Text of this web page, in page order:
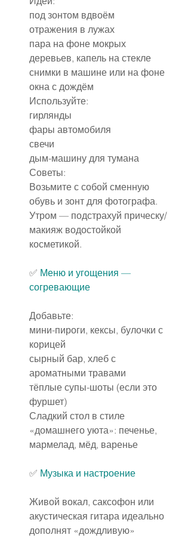
под зонтом вдвоём
отражения в лужах
пара на фоне мокрых
деревьев, капель на стекле
снимки в машине или на фоне
окна с дождём
Используйте:
гирлянды
фары автомобиля
свечи
дым-машину для тумана
Советы:
Возьмите с собой сменную
обувь и зонт для фотографа.
Утром — подстрахуй прическу/
макияж водостойкой
косметикой.
✅️ Меню и угощения —
согревающие
Добавьте:
мини-пироги, кексы, булочки с
корицей
сырный бар, хлеб с
ароматными травами
тёплые супы-шоты (если это
фуршет)
Сладкий стол в стиле
«домашнего уюта»: печенье,
мармелад, мёд, варенье
✅️ Музыка и настроение
Живой вокал, саксофон или
акустическая гитара идеально
дополнят «дождливую»